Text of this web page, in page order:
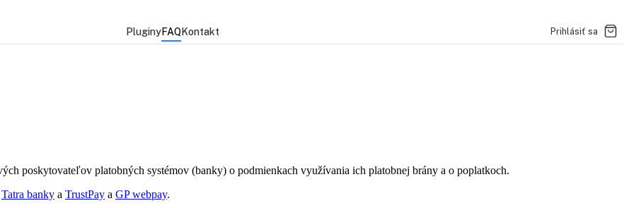
PluginyFAQKontakt Prihlásiť sa
poskytovateľov platobných systémov (banky) o podmienkach využívania ich platobnej brány a o poplatkoch.
Tatra banky a TrustPay a GP webpay.